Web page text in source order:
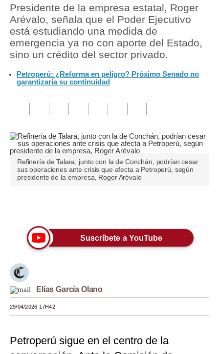
Política
Tu Dinero
Finanzas Personales
Plus G
Opinión
Pregunta de hoy
Blogs
Tendencias
Moda
Mundo
EEUU
México
España
Presidente de la empresa estatal, Roger
Arévalo, señala que el Poder Ejecutivo
está estudiando una medida de
emergencia ya no con aporte del Estado,
sino un crédito del sector privado.
Petroperú: ¿Reforma en peligro? Próximo Senado no
garantizaría su continuidad
Refinería de Talara, junto con la de Conchán, podrían cesar
sus operaciones ante crisis que afecta a Petroperú, según
presidente de la empresa, Roger Arévalo
Suscríbete a YouTube
Elías García Olano
29/04/2026 17H42
Petroperú sigue en el centro de la